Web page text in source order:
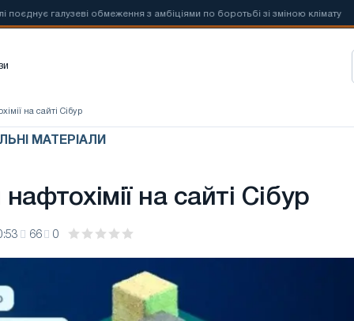
галузеві обмеження з амбіціями по боротьбі зі зміною клімату
на сайті Сібур
МАТЕРІАЛИ
на сайті Сібур
66 0